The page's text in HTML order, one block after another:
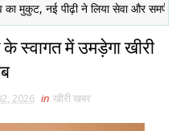
पीढ़ी ने लिया सेवा और समर्पण का संकल्प
के स्वागत में उमड़ेगा खीरी
2026 in खीरी खबर